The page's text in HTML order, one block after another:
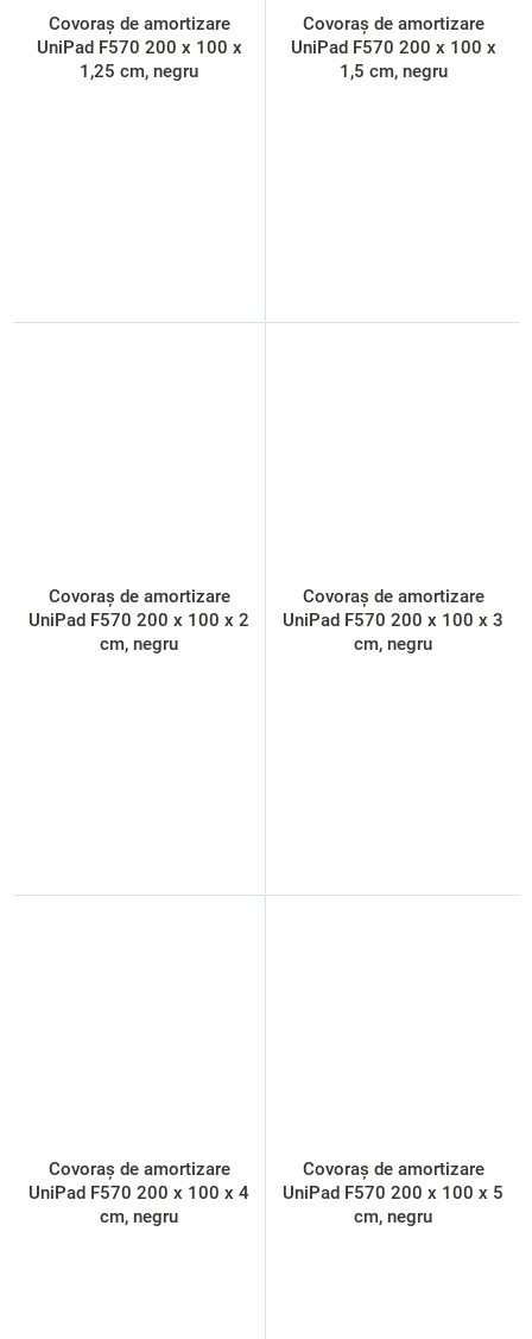
Covoraș de amortizare
UniPad F570 200 x 100 x
1,25 cm, negru
Covoraș de amortizare
UniPad F570 200 x 100 x
1,5 cm, negru
Covoraș de amortizare
UniPad F570 200 x 100 x 2
cm, negru
Covoraș de amortizare
UniPad F570 200 x 100 x 3
cm, negru
Covoraș de amortizare
UniPad F570 200 x 100 x 4
cm, negru
Covoraș de amortizare
UniPad F570 200 x 100 x 5
cm, negru